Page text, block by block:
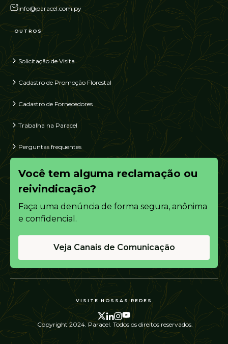
info@paracel.com.py
OUTROS
Solicitação de Visita
Cadastro de Promoção Florestal
Cadastro de Fornecedores
Trabalha na Paracel
Perguntas frequentes
Você tem alguma reclamação ou
reivindicação?
Faça uma denúncia de forma segura, anônima
e confidencial.
Veja Canais de Comunicação
Copyright 2024. Paracel. Todos os direitos reservados.
VISITE NOSSAS REDES